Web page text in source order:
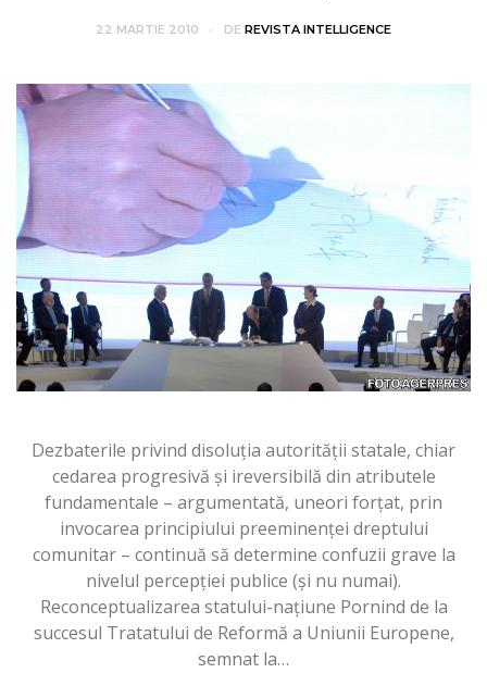
22 MARTIE 2010 DE REVISTA INTELLIGENCE
Dezbaterile privind disoluţia autorităţii statale, chiar
cedarea progresivă şi ireversibilă din atributele
fundamentale – argumentată, uneori forţat, prin
invocarea principiului preeminenţei dreptului
comunitar – continuă să determine confuzii grave la
nivelul percepţiei publice (şi nu numai).
Reconceptualizarea statului-naţiune Pornind de la
succesul Tratatului de Reformă a Uniunii Europene,
semnat la…